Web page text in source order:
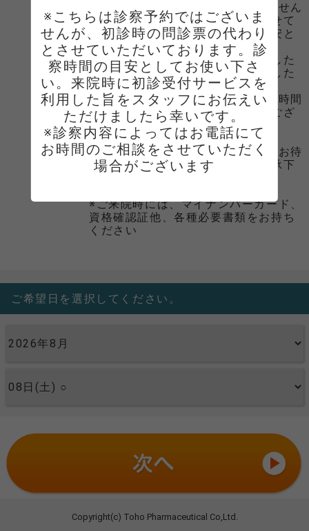
※こちらは診察の受付ではございません
が、初診時の問診票の代わりとさせて
いただいております。診察日の目安と
してお使い下さい。
来院時に事前問診サービスを利用した
旨をスタッフにお伝えいただけました
ら幸いです。
※診察内容によってはお電話にてお時間
のご相談をさせていただく場合がござ
います
※外来の混雑状況により、診察までお待
たせする場合がございます。ご了承下
※ご来院時には、マイナンバーカード、
資格確認証他、各種必要書類をお持ち
ください
ご希望日を選択してください。
※こちらは診察予約ではございま
せんが、初診時の問診票の代わり
とさせていただいております。診
察時間の目安としてお使い下さ
い。来院時に初診受付サービスを
利用した旨をスタッフにお伝えい
ただけましたら幸いです。
※診察内容によってはお電話にて
お時間のご相談をさせていただく
場合がございます
Copyright(c) Toho Pharmaceutical Co,Ltd.